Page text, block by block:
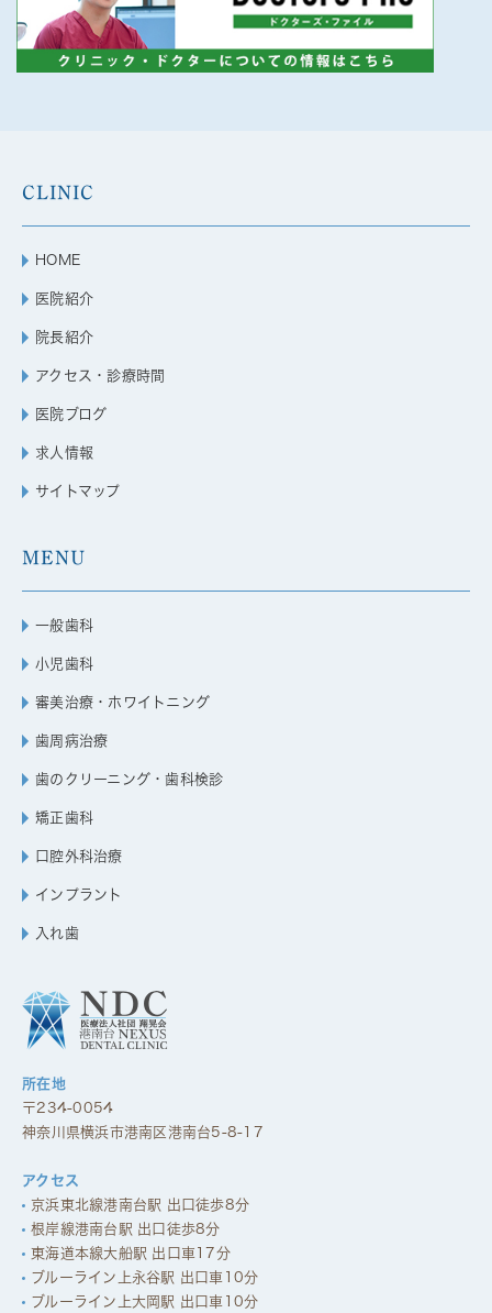
CLINIC
HOME
医院紹介
院長紹介
アクセス・診療時間
医院ブログ
求人情報
サイトマップ
MENU
一般歯科
小児歯科
審美治療・ホワイトニング
歯周病治療
歯のクリーニング・歯科検診
矯正歯科
口腔外科治療
インプラント
入れ歯
所在地
〒234-0054
神奈川県横浜市港南区港南台5-8-17
アクセス
京浜東北線港南台駅 出口徒歩8分
根岸線港南台駅 出口徒歩8分
東海道本線大船駅 出口車17分
ブルーライン上永谷駅 出口車10分
ブルーライン上大岡駅 出口車10分